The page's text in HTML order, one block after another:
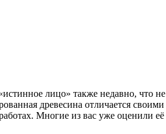
лицо» также недавно, что не
древесина отличается своими
Многие из вас уже оценили её